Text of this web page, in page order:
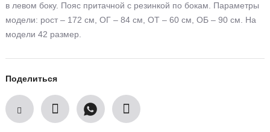
в левом боку. Пояс притачной с резинкой по бокам. Параметры
модели: рост – 172 см, ОГ – 84 см, ОТ – 60 см, ОБ – 90 см. На
модели 42 размер.
Поделиться